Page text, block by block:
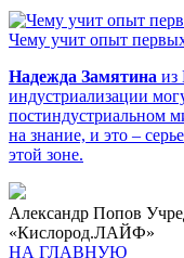
Чему учит опыт
Надежда Замятина из
индустриализации
постиндустриальном
на знание, и это –
этой зоне.
Александр Попов
«Кислород.ЛАЙФ»
НА ГЛАВНУЮ